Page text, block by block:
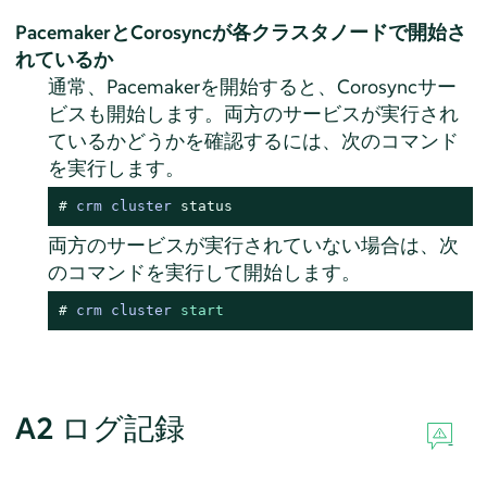
PacemakerとCorosyncが各クラスタノードで開始さ
れているか
通常、Pacemakerを開始すると、Corosyncサー
ビスも開始します。両方のサービスが実行され
ているかどうかを確認するには、次のコマンド
を実行します。
# crm cluster status
両方のサービスが実行されていない場合は、次
のコマンドを実行して開始します。
# crm cluster start
A2 ログ記録